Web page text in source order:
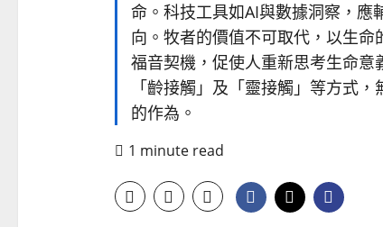
命。科技工具如AI與數據洞察，應
向。牧者的價值不可取代，以生
福音契機，促使人重新思考生命意
「齡接觸」及「靈接觸」等方式
的作為。
1 minute read